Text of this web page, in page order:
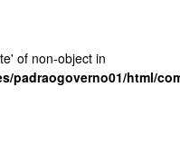
of non-object in
padraogoverno01/html/